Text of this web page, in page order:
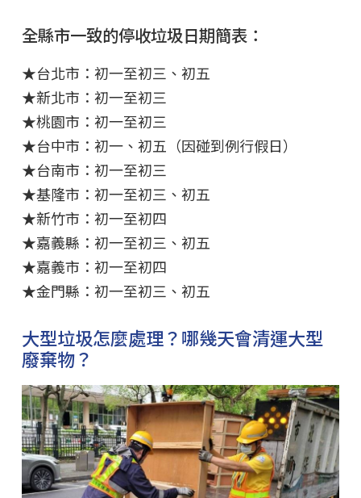
全縣市一致的停收垃圾日期簡表：
★台北市：初一至初三、初五
★新北市：初一至初三
★桃園市：初一至初三
★台中市：初一、初五（因碰到例行假日）
★台南市：初一至初三
★基隆市：初一至初三、初五
★新竹市：初一至初四
★嘉義縣：初一至初三、初五
★嘉義市：初一至初四
★金門縣：初一至初三、初五
大型垃圾怎麼處理？哪幾天會清運大型
廢棄物？